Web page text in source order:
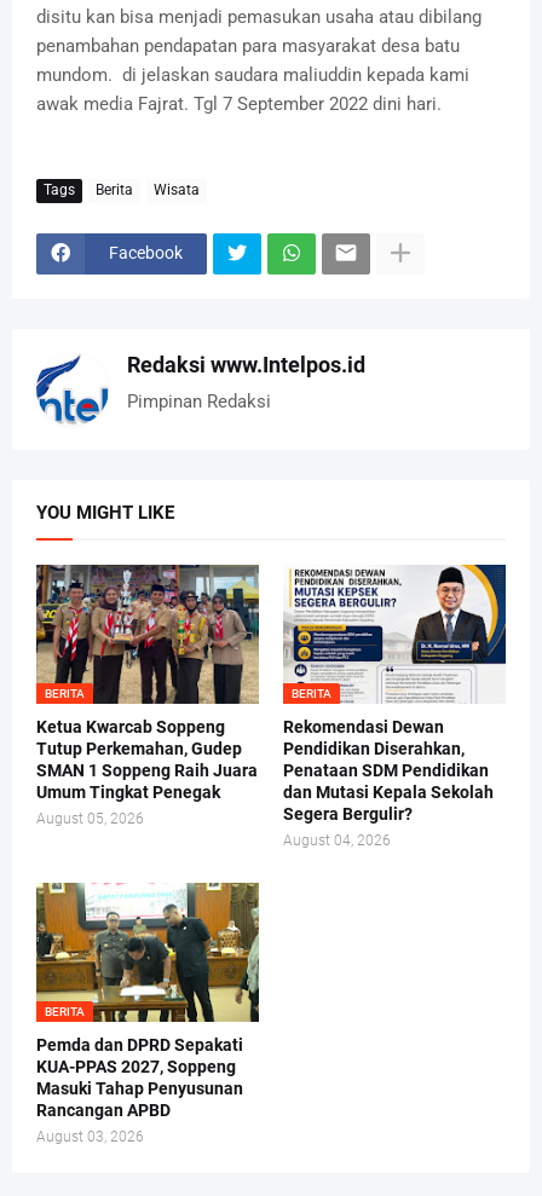
disitu kan bisa menjadi pemasukan usaha atau dibilang
penambahan pendapatan para masyarakat desa batu
mundom. di jelaskan saudara maliuddin kepada kami
awak media Fajrat. Tgl 7 September 2022 dini hari.
Tags Berita Wisata
Facebook
Redaksi www.Intelpos.id
Pimpinan Redaksi
YOU MIGHT LIKE
BERITA
Ketua Kwarcab Soppeng
Tutup Perkemahan, Gudep
SMAN 1 Soppeng Raih Juara
Umum Tingkat Penegak
August 05, 2026
BERITA
Rekomendasi Dewan
Pendidikan Diserahkan,
Penataan SDM Pendidikan
dan Mutasi Kepala Sekolah
Segera Bergulir?
August 04, 2026
BERITA
Pemda dan DPRD Sepakati
KUA-PPAS 2027, Soppeng
Masuki Tahap Penyusunan
Rancangan APBD
August 03, 2026